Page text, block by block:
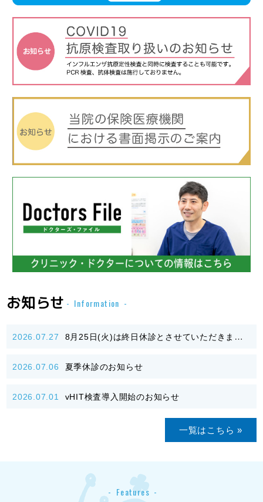
お知らせ Information
2026.07.27 8月25日(火)は終日休診とさせていただきます。
2026.07.06 夏季休診のお知らせ
2026.07.01 vHIT検査導入開始のお知らせ
一覧はこちら »
Features